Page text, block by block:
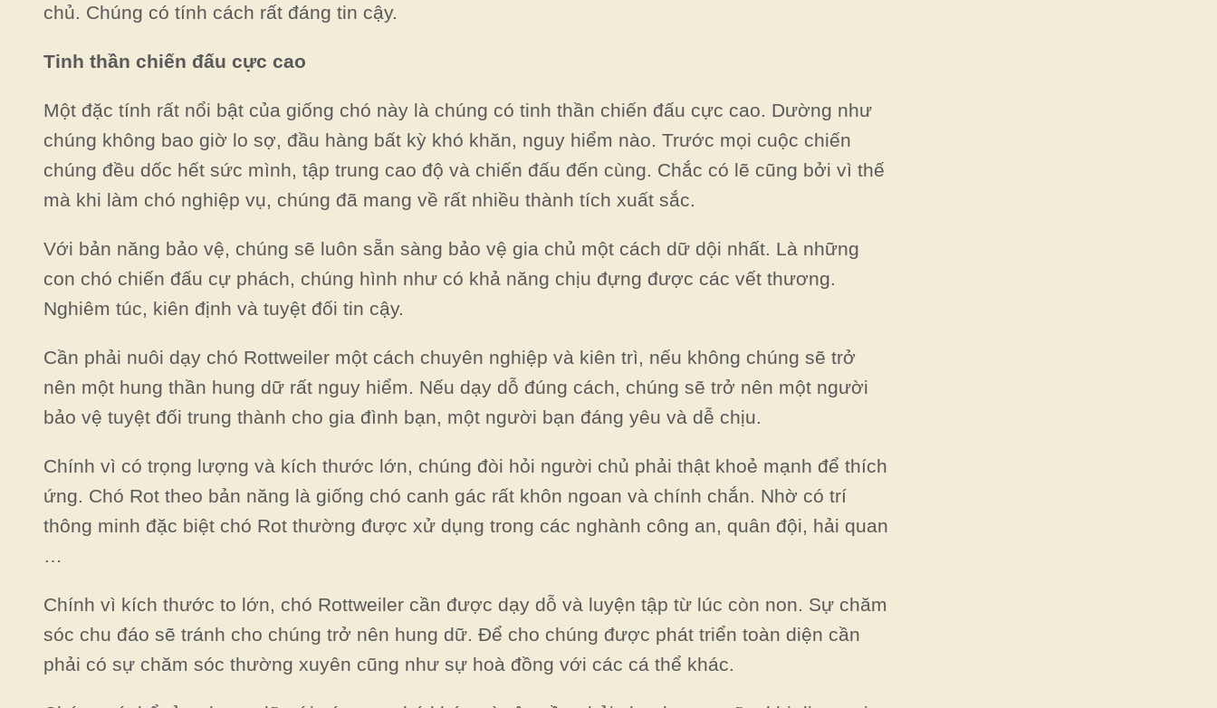
chủ. Chúng có tính cách rất đáng tin cậy.
Tinh thần chiến đấu cực cao
Một đặc tính rất nổi bật của giống chó này là chúng có tinh thần chiến đấu cực cao. Dường như
chúng không bao giờ lo sợ, đầu hàng bất kỳ khó khăn, nguy hiểm nào. Trước mọi cuộc chiến
chúng đều dốc hết sức mình, tập trung cao độ và chiến đấu đến cùng. Chắc có lẽ cũng bởi vì thế
mà khi làm chó nghiệp vụ, chúng đã mang về rất nhiều thành tích xuất sắc.
Với bản năng bảo vệ, chúng sẽ luôn sẵn sàng bảo vệ gia chủ một cách dữ dội nhất. Là những
con chó chiến đấu cự phách, chúng hình như có khả năng chịu đựng được các vết thương.
Nghiêm túc, kiên định và tuyệt đối tin cậy.
Cần phải nuôi dạy chó Rottweiler một cách chuyên nghiệp và kiên trì, nếu không chúng sẽ trở
nên một hung thần hung dữ rất nguy hiểm. Nếu dạy dỗ đúng cách, chúng sẽ trở nên một người
bảo vệ tuyệt đối trung thành cho gia đình bạn, một người bạn đáng yêu và dễ chịu.
Chính vì có trọng lượng và kích thước lớn, chúng đòi hỏi người chủ phải thật khoẻ mạnh để thích
ứng. Chó Rot theo bản năng là giống chó canh gác rất khôn ngoan và chính chắn. Nhờ có trí
thông minh đặc biệt chó Rot thường được xử dụng trong các nghành công an, quân đội, hải quan
Chính vì kích thước to lớn, chó Rottweiler cần được dạy dỗ và luyện tập từ lúc còn non. Sự chăm
sóc chu đáo sẽ tránh cho chúng trở nên hung dữ. Để cho chúng được phát triển toàn diện cần
phải có sự chăm sóc thường xuyên cũng như sự hoà đồng với các cá thể khác.